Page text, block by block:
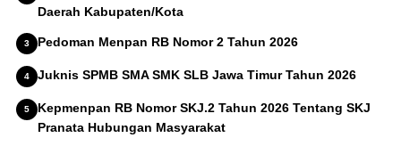
Daerah Kabupaten/Kota
Pedoman Menpan RB Nomor 2 Tahun 2026
Juknis SPMB SMA SMK SLB Jawa Timur Tahun 2026
Kepmenpan RB Nomor SKJ.2 Tahun 2026 Tentang SKJ
Pranata Hubungan Masyarakat